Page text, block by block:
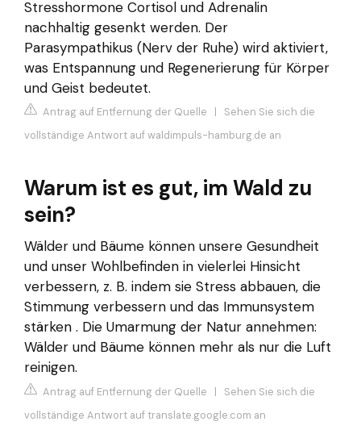
Stresshormone Cortisol und Adrenalin
nachhaltig gesenkt werden. Der
Parasympathikus (Nerv der Ruhe) wird aktiviert,
was Entspannung und Regenerierung für Körper
und Geist bedeutet.
Antrag auf Entfernung der Quelle | Sehen Sie sich die
vollständige Antwort auf waldimpuls-hamburg.de an
Warum ist es gut, im Wald zu
sein?
Wälder und Bäume können unsere Gesundheit
und unser Wohlbefinden in vielerlei Hinsicht
verbessern, z. B. indem sie Stress abbauen, die
Stimmung verbessern und das Immunsystem
stärken . Die Umarmung der Natur annehmen:
Wälder und Bäume können mehr als nur die Luft
reinigen.
Antrag auf Entfernung der Quelle | Sehen Sie sich die
vollständige Antwort auf translate.google.com an